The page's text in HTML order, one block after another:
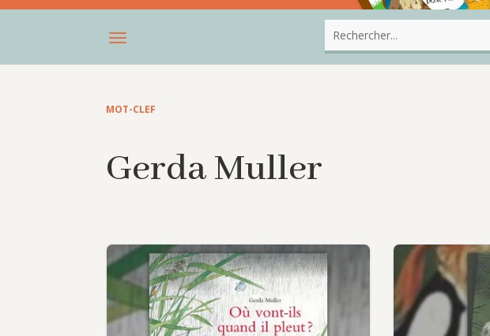
MOT-CLEF
Gerda Muller